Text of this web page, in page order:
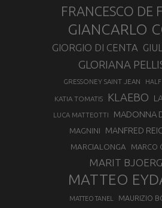
FRANCESCO DE
GIANCARLO
GIORGIO DI CENTA
GLORIANA
GRESSONEY SAINT JEAN HALF
KATIA TOMATIS KLAEBO
LUCA MATTEOTTI MADONNA
MAGNINI MANFRED
MARCIALONGA MARCO
MARIT
MATTEO
MATTEO TANEL MAURIZIO